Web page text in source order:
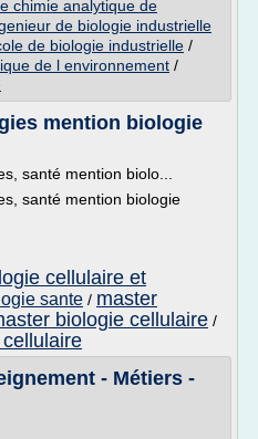
chimie analytique de
de biologie industrielle
de biologie industrielle /
de l environnement /
mention biologie
santé mention biolo...
santé mention biologie
cellulaire et
sante / master
biologie cellulaire /
- Métiers -